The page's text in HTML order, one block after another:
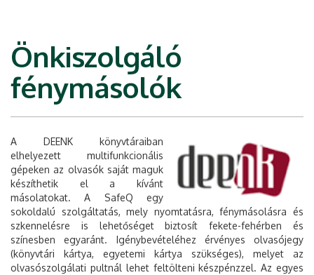
Önkiszolgáló
fénymásolók
A DEENK könyvtáraiban
elhelyezett multifunkcionális
gépeken az olvasók saját maguk
készíthetik el a kívánt
másolatokat. A SafeQ egy
sokoldalú szolgáltatás, mely nyomtatásra, fénymásolásra és
szkennelésre is lehetőséget biztosít fekete-fehérben és
színesben egyaránt. Igénybevételéhez érvényes olvasójegy
(könyvtári kártya, egyetemi kártya szükséges), melyet az
olvasószolgálati pultnál lehet feltölteni készpénzzel. Az egyes